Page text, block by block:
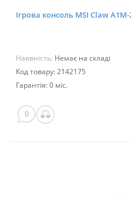
Ігрова консоль MSI Claw A1M-
Наявність: Немає на складі
Код товару: 2142175
Гарантія: 0 міс.
0